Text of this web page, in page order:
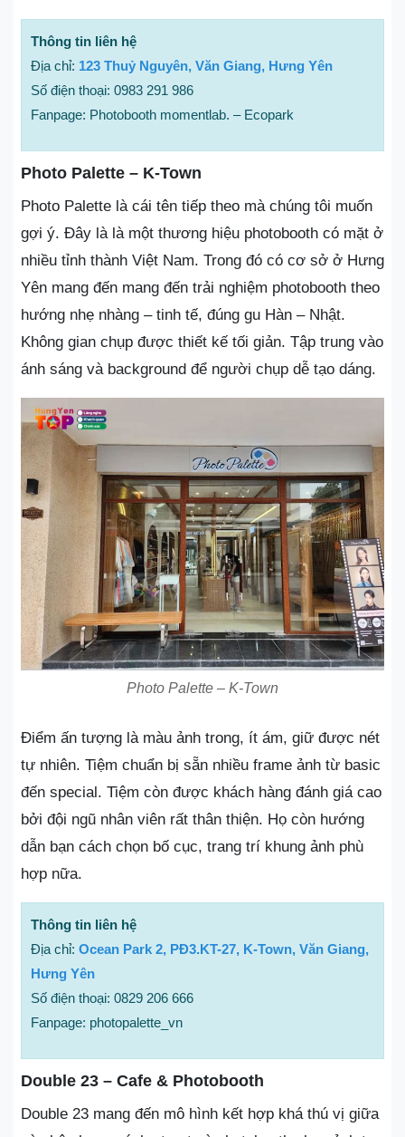
Thông tin liên hệ
Địa chỉ: 123 Thuỷ Nguyên, Văn Giang, Hưng Yên
Số điện thoại: 0983 291 986
Fanpage: Photobooth momentlab. – Ecopark
Photo Palette – K-Town
Photo Palette là cái tên tiếp theo mà chúng tôi muốn
gợi ý. Đây là là một thương hiệu photobooth có mặt ở
nhiều tỉnh thành Việt Nam. Trong đó có cơ sở ở Hưng
Yên mang đến mang đến trải nghiệm photobooth theo
hướng nhẹ nhàng – tinh tế, đúng gu Hàn – Nhật.
Không gian chụp được thiết kế tối giản. Tập trung vào
ánh sáng và background để người chụp dễ tạo dáng.
Photo Palette – K-Town
Điểm ấn tượng là màu ảnh trong, ít ám, giữ được nét
tự nhiên. Tiệm chuẩn bị sẵn nhiều frame ảnh từ basic
đến special. Tiệm còn được khách hàng đánh giá cao
bởi đội ngũ nhân viên rất thân thiện. Họ còn hướng
dẫn bạn cách chọn bố cục, trang trí khung ảnh phù
hợp nữa.
Thông tin liên hệ
Địa chỉ: Ocean Park 2, PĐ3.KT-27, K-Town, Văn Giang,
Hưng Yên
Số điện thoại: 0829 206 666
Fanpage: photopalette_vn
Double 23 – Cafe & Photobooth
Double 23 mang đến mô hình kết hợp khá thú vị giữa